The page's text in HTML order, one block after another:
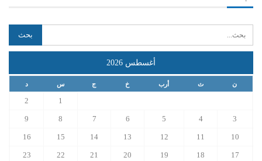
أغسطس 2026
ن ث أرب خ ج س د
1
2
3
4
5
6
7
8
9
10
11
12
13
14
15
16
17
18
19
20
21
22
23